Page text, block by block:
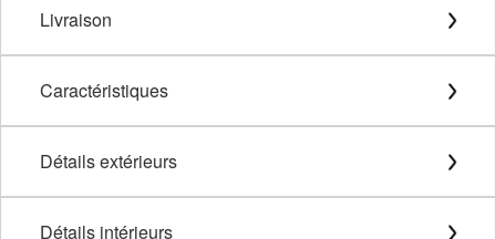
Livraison
Caractéristiques
Détails extérieurs
Détails intérieurs